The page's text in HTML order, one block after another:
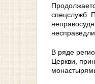
спецслужб.
В ряде
Церкви,